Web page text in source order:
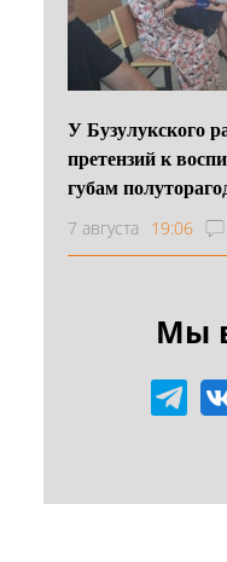
У Бузулукского
претензий к
губам
7 августа 19:06
Мы